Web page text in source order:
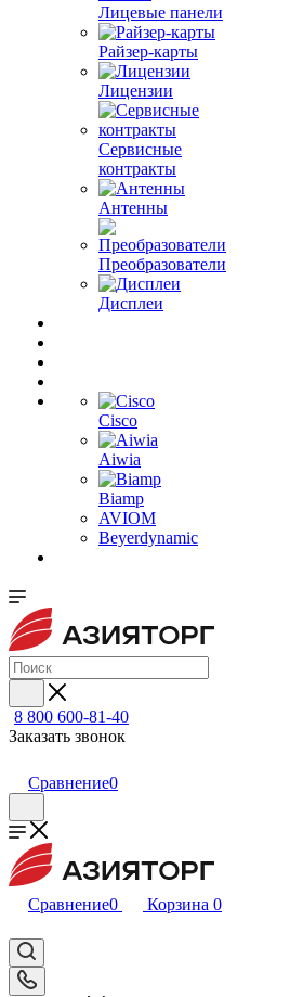
Лицевые панели
Райзер-карты
Лицензии
Сервисные
контракты
Антенны
Преобразователи
Дисплеи
Cisco
Aiwia
Biamp
AVIOM
Beyerdynamic
8 800 600-81-40
Заказать звонок
Сравнение0
Сравнение0 Корзина 0